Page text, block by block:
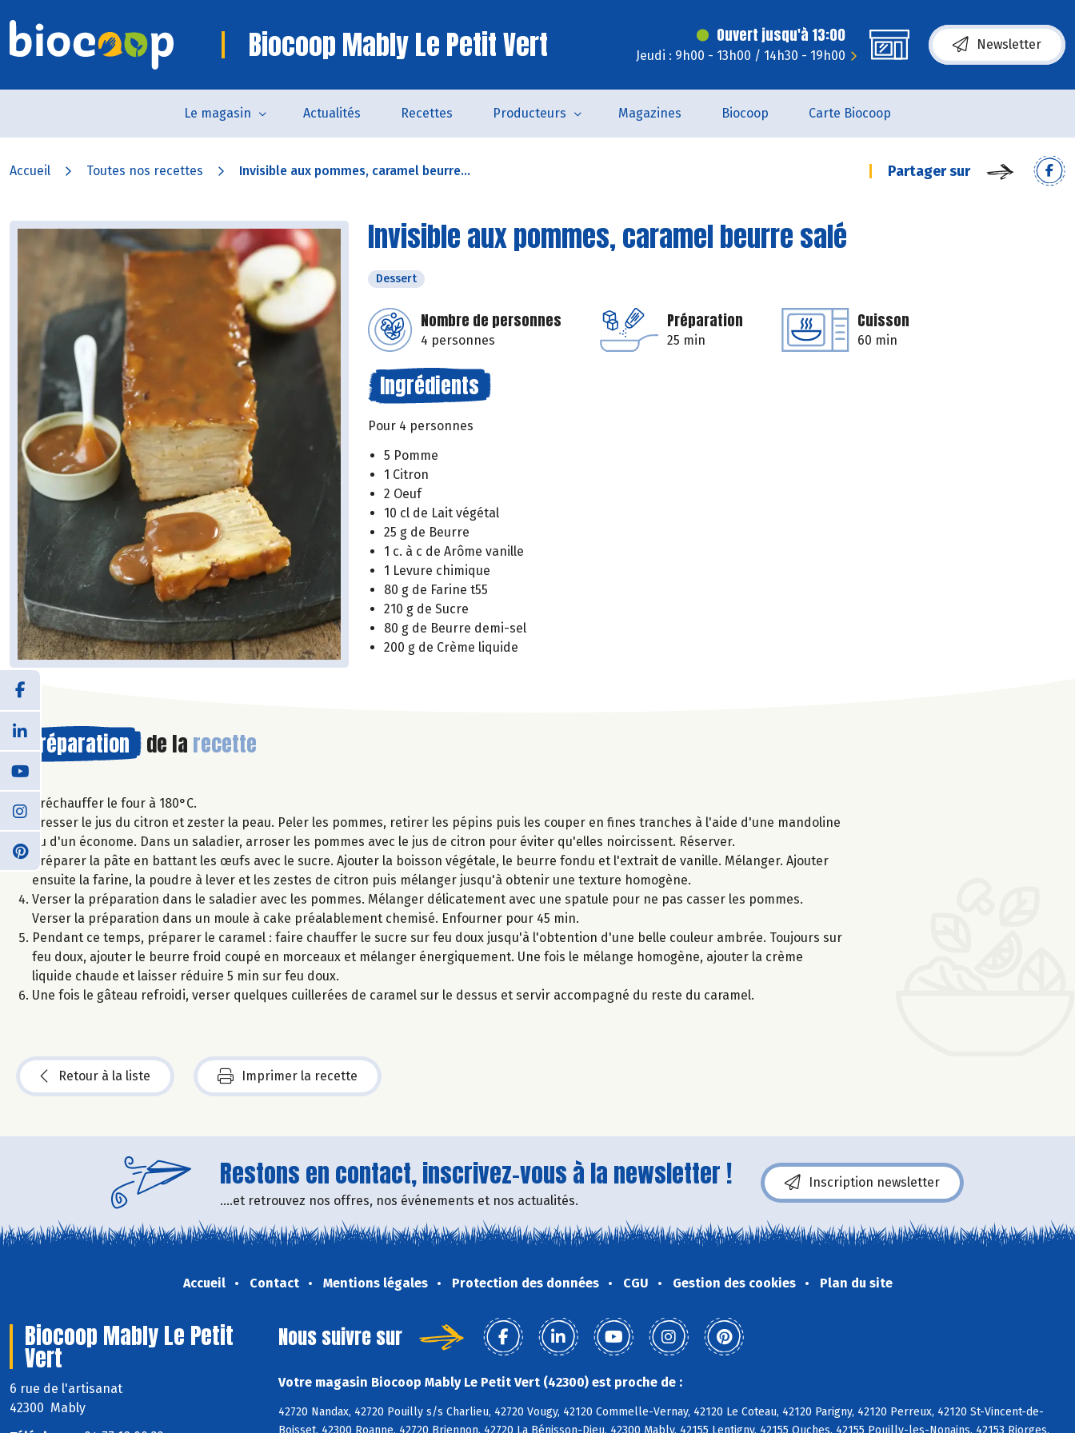
Biocoop Mably Le Petit Vert Ouvert jusqu'à 13:00
Jeudi : 9h00 - 13h00 / 14h30 - 19h00
Newsletter
Le magasin Actualités Recettes Producteurs Magazines Biocoop Carte Biocoop
Accueil Toutes nos recettes Invisible aux pommes, caramel beurre... Partager sur
Invisible aux pommes, caramel beurre salé
Dessert
Nombre de personnes
4 personnes
Préparation
25 min
Cuisson
60 min
Ingrédients
Pour 4 personnes
5 Pomme
1 Citron
2 Oeuf
10 cl de Lait végétal
25 g de Beurre
1 c. à c de Arôme vanille
1 Levure chimique
80 g de Farine t55
210 g de Sucre
80 g de Beurre demi-sel
200 g de Crème liquide
Préparation de la recette
Préchauffer le four à 180°C.
Presser le jus du citron et zester la peau. Peler les pommes, retirer les pépins puis les couper en fines tranches à l'aide d'une mandoline
ou d'un économe. Dans un saladier, arroser les pommes avec le jus de citron pour éviter qu'elles noircissent. Réserver.
Préparer la pâte en battant les œufs avec le sucre. Ajouter la boisson végétale, le beurre fondu et l'extrait de vanille. Mélanger. Ajouter
ensuite la farine, la poudre à lever et les zestes de citron puis mélanger jusqu'à obtenir une texture homogène.
Verser la préparation dans le saladier avec les pommes. Mélanger délicatement avec une spatule pour ne pas casser les pommes.
Verser la préparation dans un moule à cake préalablement chemisé. Enfourner pour 45 min.
Pendant ce temps, préparer le caramel : faire chauffer le sucre sur feu doux jusqu'à l'obtention d'une belle couleur ambrée. Toujours sur
feu doux, ajouter le beurre froid coupé en morceaux et mélanger énergiquement. Une fois le mélange homogène, ajouter la crème
liquide chaude et laisser réduire 5 min sur feu doux.
Une fois le gâteau refroidi, verser quelques cuillerées de caramel sur le dessus et servir accompagné du reste du caramel.
Retour à la liste Imprimer la recette
Restons en contact, inscrivez-vous à la newsletter !
....et retrouvez nos offres, nos événements et nos actualités.
Inscription newsletter
Accueil Contact Mentions légales Protection des données CGU Gestion des cookies Plan du site
Biocoop Mably Le Petit
Vert
6 rue de l'artisanat
42300 Mably
Nous suivre sur
Votre magasin Biocoop Mably Le Petit Vert (42300) est proche de :
42720 Nandax, 42720 Pouilly s/s Charlieu, 42720 Vougy, 42120 Commelle-Vernay, 42120 Le Coteau, 42120 Parigny, 42120 Perreux, 42120 St-Vincent-de-
Boisset, 42300 Roanne, 42720 Briennon, 42720 La Bénisson-Dieu, 42300 Mably, 42155 Lentigny, 42155 Ouches, 42155 Pouilly-les-Nonains, 42153 Riorges,